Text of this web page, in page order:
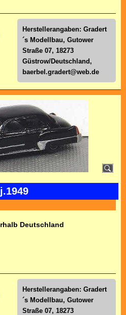
Herstellerangaben: Gradert
´s Modellbau, Gutower
Straße 07, 18273
Güstrow/Deutschland,
baerbel.gradert@web.de
Deutschland
Herstellerangaben: Gradert
´s Modellbau, Gutower
Straße 07, 18273